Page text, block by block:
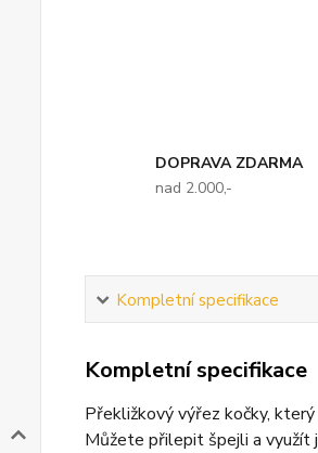
DOPRAVA ZDARMA
nad 2.000,-
Kompletní specifikace
Kompletní specifikace
Překližkový výřez kočky,
Můžete přilepit špejli a využít